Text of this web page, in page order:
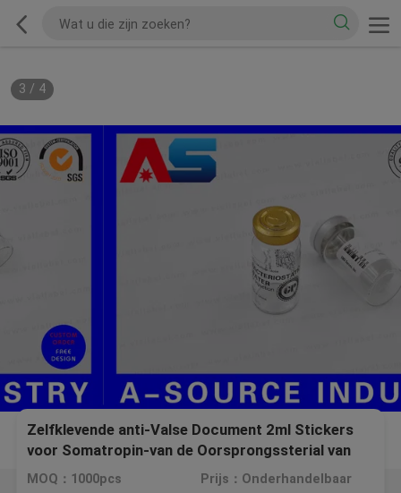
3 / 4
Zelfklevende anti-Valse Document 2ml Stickers
voor Somatropin-van de Oorsprongssterial van
DNA de Flesjes van de het Waterinjectie
MOQ：1000pcs Prijs：Onderhandelbaar